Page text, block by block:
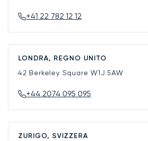
+41 22 782 12 12
LONDRA, REGNO UNITO
42 Berkeley SquareW1J 5AW
+44 2074 095 095
ZURIGO, SVIZZERA